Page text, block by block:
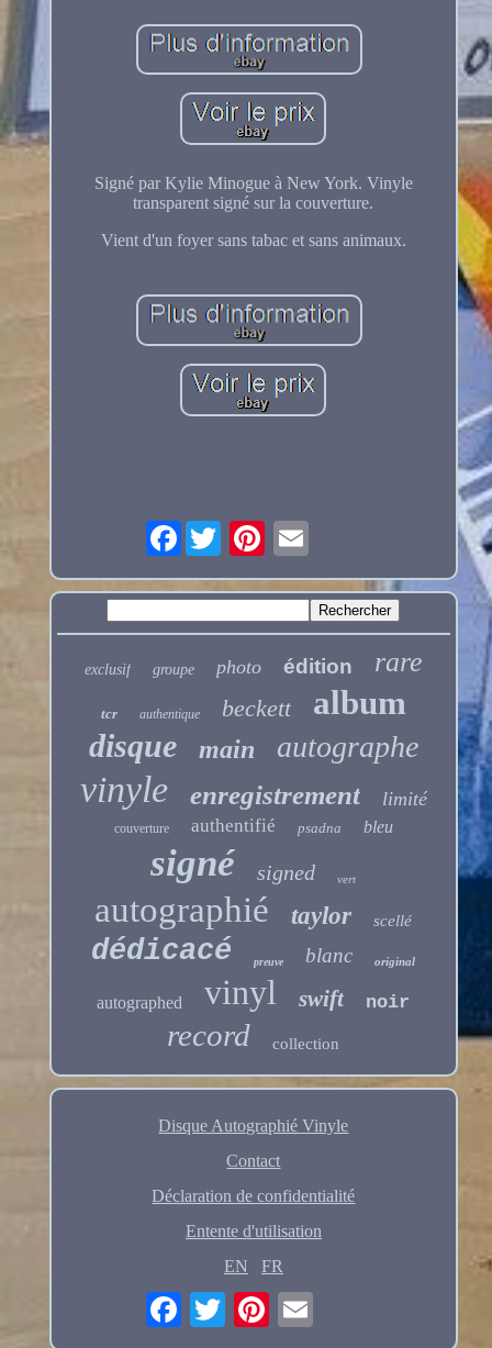
Signé par Kylie Minogue à New York. Vinyle
transparent signé sur la couverture.
Vient d'un foyer sans tabac et sans animaux.
Facebook
exclusif groupe photo édition rare
tcr authentique beckett album
disque main autographe
vinyle enregistrement limité
couverture authentifié psadna bleu
signé signed vert
autographié taylor scellé
dédicacé preuve blanc original
autographed vinyl swift noir
record collection
Disque Autographié Vinyle
Contact
Déclaration de confidentialité
Entente d'utilisation
EN
FR